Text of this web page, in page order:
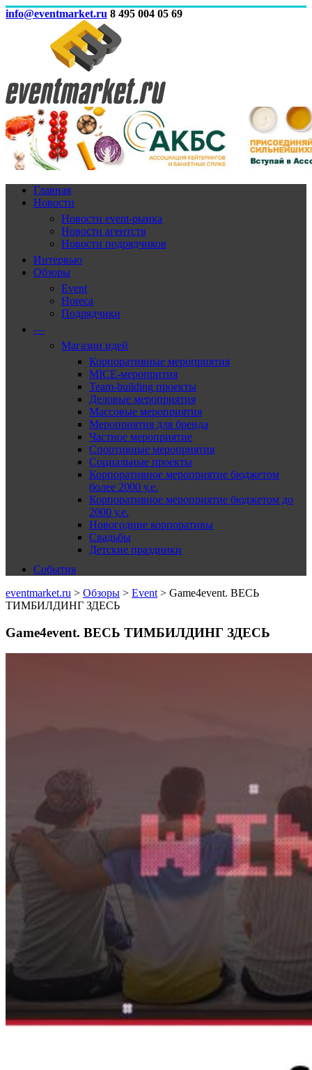
info@eventmarket.ru 8 495 004 05 69
Главная
Новости
Новости event-рынка
Новости агентств
Новости подрядчиков
Интервью
Обзоры
Event
Horeca
Подрядчики
—
Магазин идей
Корпоративные мероприятия
MICE-меропрития
Team-building проекты
Деловые мероприятия
Массовые мероприятия
Мероприятия для бренда
Частное мероприятие
Спортивные мероприятия
Социальные проекты
Корпоративное мероприятие бюджетом
более 2000 у.е.
Корпоративное мероприятие бюджетом до
2000 у.е.
Новогодние корпоративы
Свадьбы
Детские праздники
События
eventmarket.ru > Обзоры > Event > Game4event. ВЕСЬ
ТИМБИЛДИНГ ЗДЕСЬ
Game4event. ВЕСЬ ТИМБИЛДИНГ ЗДЕСЬ